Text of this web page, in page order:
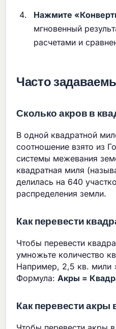
Нажмите
мгновенный
расчетами и
Часто
Сколько акров в
В одной квадратной
соотношение взято из
системы межевания
квадратная миля
делилась на 640
распределения земли.
Как перевести
Чтобы перевести
умножьте количество
Например, 2,5 кв. мили
Формула:Акры =
Как перевести